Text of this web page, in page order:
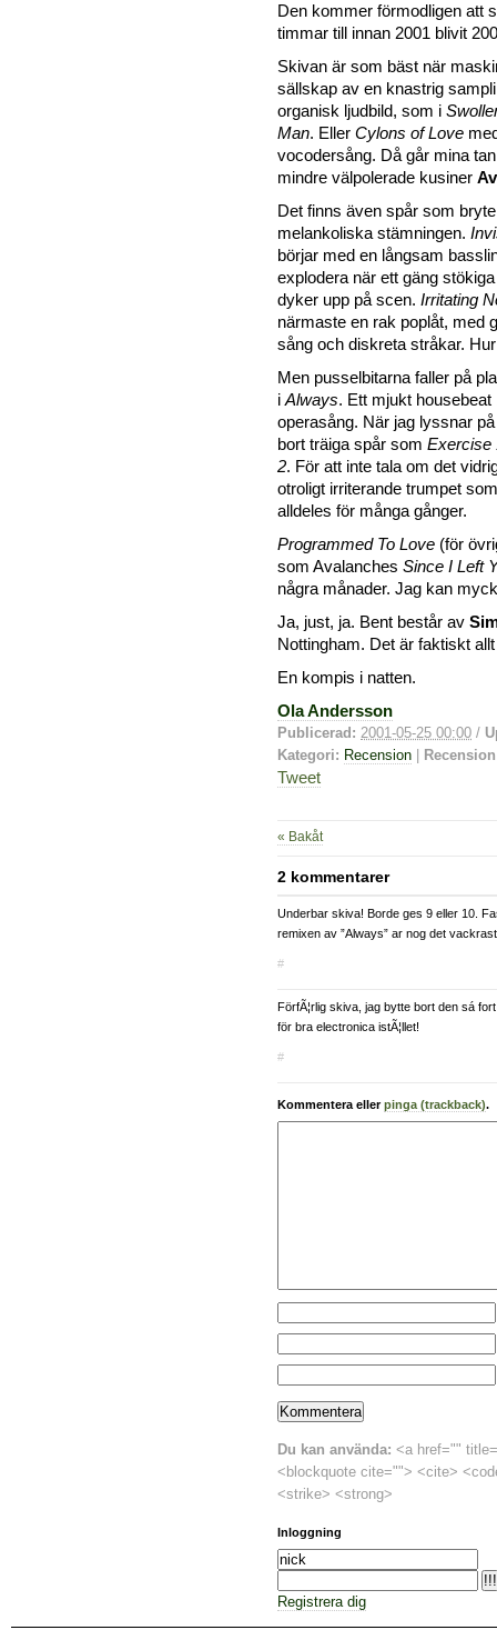
Den kommer förmodligen att
timmar till innan 2001 blivit
Skivan är som bäst när
sällskap av en knastrig
organisk ljudbild, som i
Man. Eller Cylons of Love
vocodersång. Då går mina
mindre välpolerade kusiner
Det finns även spår som
melankoliska stämningen.
börjar med en långsam
explodera när ett gäng
dyker upp på scen. Irritating
närmaste en rak poplåt, med
sång och diskreta stråkar.
Men pusselbitarna faller på
iAlways. Ett mjukt housebeat
operasång. När jag lyssnar
bort träiga spår som Exercise
2. För att inte tala om det
otroligt irriterande trumpet
alldeles för många gånger.
Programmed To Love (för
som Avalanches Since I Left
några månader. Jag kan
Ja, just, ja. Bent består av
Nottingham. Det är faktiskt
En kompis i natten.
Ola Andersson
Publicerad: 2001-05-25 00:00 /
Kategori: Recension
Tweet
« Bakåt
2 kommentarer
Underbar skiva! Borde ges 9 eller 10.
remixen av ”Always” ar nog det
#
FörfÃ¦rlig skiva, jag bytte bort den sá
för bra electronica istÃ¦llet!
#
Kommentera ellerpinga (trackback).
Du kan använda: <a href=""
<blockquote cite=""> <cite>
<strike> <strong>
Inloggning
Registrera dig